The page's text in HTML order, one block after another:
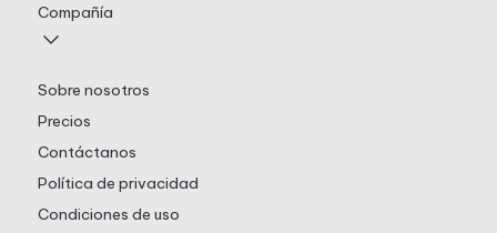
Compañía
Sobre nosotros
Precios
Contáctanos
Política de privacidad
Condiciones de uso